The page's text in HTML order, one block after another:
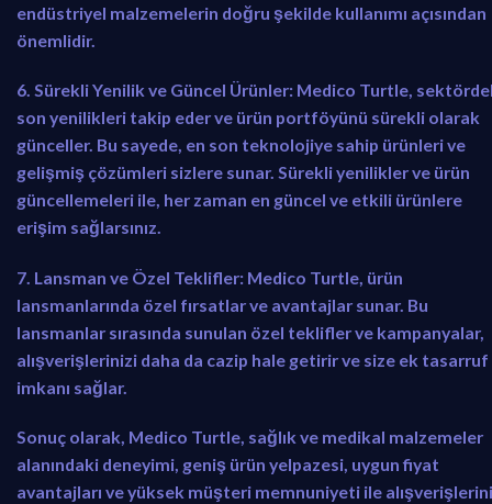
endüstriyel malzemelerin doğru şekilde kullanımı açısından
önemlidir.
6. Sürekli Yenilik ve Güncel Ürünler: Medico Turtle,
son yenilikleri takip eder ve ürün portföyünü sürekli olarak
günceller. Bu sayede, en son teknolojiye sahip ürünleri ve
gelişmiş çözümleri sizlere sunar. Sürekli yenilikler ve ürün
güncellemeleri ile, her zaman en güncel ve etkili ürünlere
erişim sağlarsınız.
7. Lansman ve Özel Teklifler: Medico Turtle, ürün
lansmanlarında özel fırsatlar ve avantajlar sunar. Bu
lansmanlar sırasında sunulan özel teklifler ve kampanyalar,
alışverişlerinizi daha da cazip hale getirir ve size ek tasarruf
imkanı sağlar.
Sonuç olarak, Medico Turtle, sağlık ve medikal malzemeler
alanındaki deneyimi, geniş ürün yelpazesi, uygun fiyat
avantajları ve yüksek müşteri memnuniyeti ile